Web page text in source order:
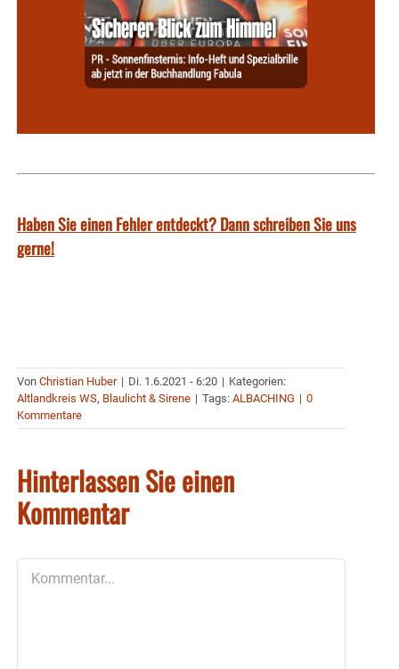
Haben Sie einen Fehler entdeckt? Dann schreiben Sie uns
gerne!
Von Christian Huber | Di. 1.6.2021 - 6:20 | Kategorien:
Altlandkreis WS, Blaulicht & Sirene | Tags: ALBACHING | 0
Kommentare
Hinterlassen Sie einen
Kommentar